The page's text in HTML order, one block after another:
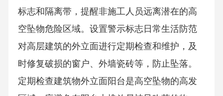
标志和隔离带，提醒非施工人员远离潜在的高
空坠物危险区域。设置警示标志日常生活防范
对高层建筑的外立面进行定期检查和维护，及
时修复破损的窗户、外墙瓷砖等，防止坠落。
定期检查建筑物外立面阳台是高空坠物的高发